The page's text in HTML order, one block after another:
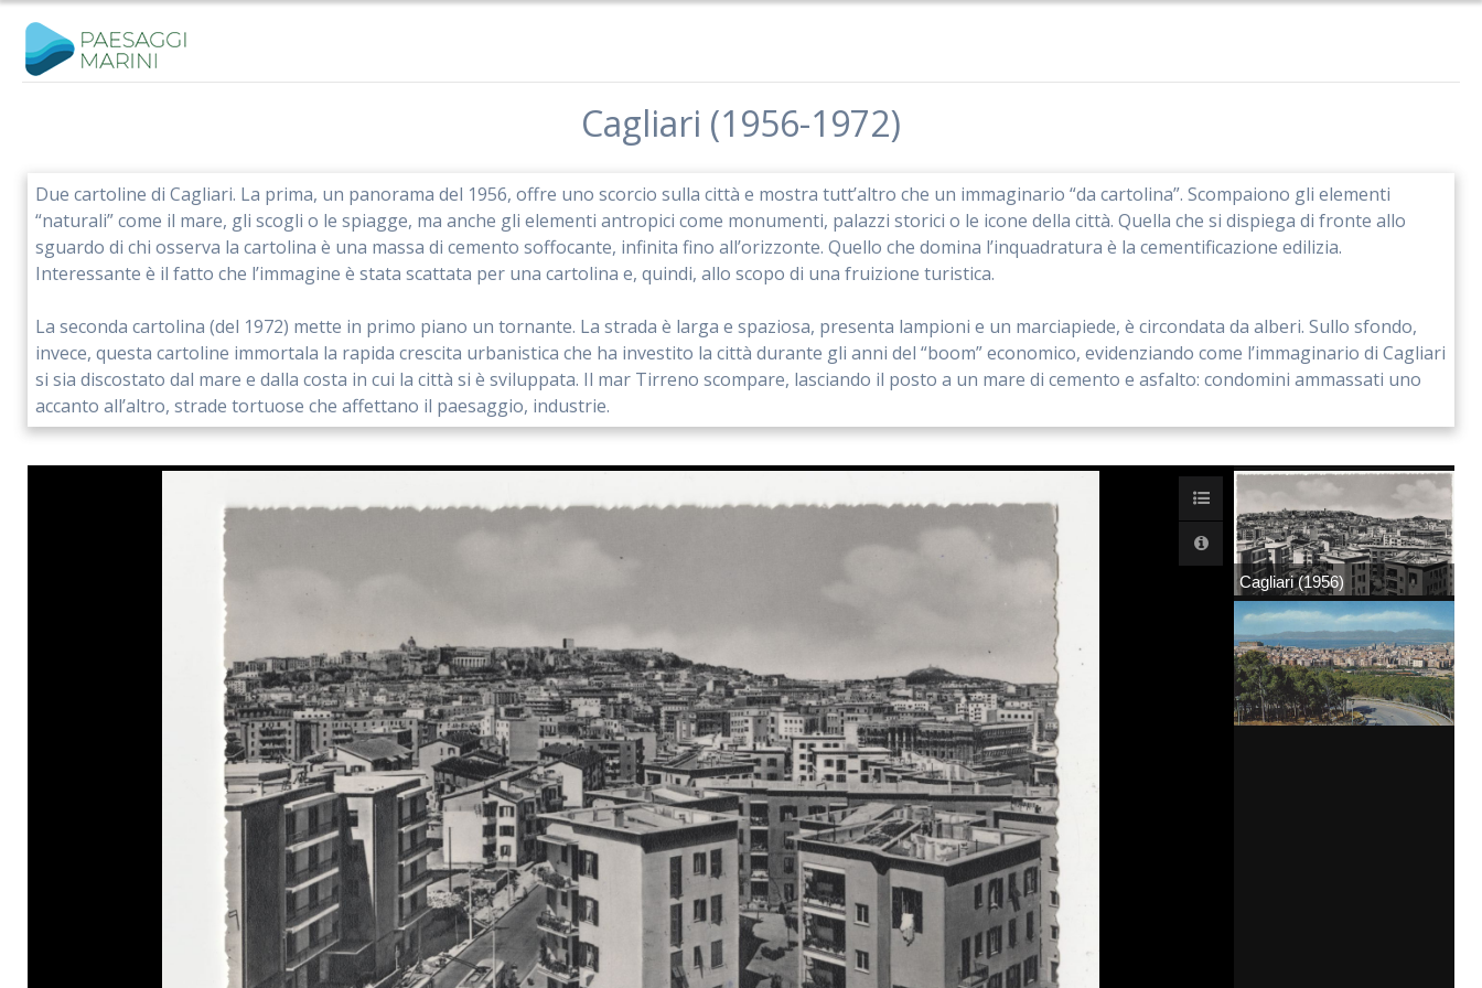
contenuto
Cagliari (1956-1972)
Due cartoline di Cagliari. La prima, un panorama del 1956, offre uno scorcio sulla città e mostra tutt’altro che un immaginario “da cartolina”. Scompaiono gli elementi
“naturali” come il mare, gli scogli o le spiagge, ma anche gli elementi antropici come monumenti, palazzi storici o le icone della città. Quella che si dispiega di fronte allo
sguardo di chi osserva la cartolina è una massa di cemento soffocante, infinita fino all’orizzonte. Quello che domina l’inquadratura è la cementificazione edilizia.
Interessante è il fatto che l’immagine è stata scattata per una cartolina e, quindi, allo scopo di una fruizione turistica.
La seconda cartolina (del 1972) mette in primo piano un tornante. La strada è larga e spaziosa, presenta lampioni e un marciapiede, è circondata da alberi. Sullo sfondo,
invece, questa cartoline immortala la rapida crescita urbanistica che ha investito la città durante gli anni del “boom” economico, evidenziando come l’immaginario di Cagliari
si sia discostato dal mare e dalla costa in cui la città si è sviluppata. Il mar Tirreno scompare, lasciando il posto a un mare di cemento e asfalto: condomini ammassati uno
accanto all’altro, strade tortuose che affettano il paesaggio, industrie.
Cagliari (1956)